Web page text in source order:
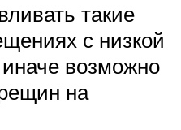
такие
с низкой
возможно
на